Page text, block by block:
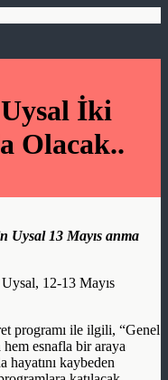
Uysal İki
Olacak..
Uysal 13 Mayıs anma
12-13 Mayıs
programı ile ilgili, “Genel
hem esnafla bir araya
hayatını kaybeden